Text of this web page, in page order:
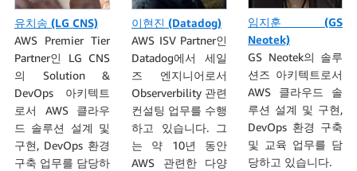
유치송 (LG CNS)
AWS Premier Tier
Partner인 LG CNS
의 Solution &
DevOps 아키텍트
로서 AWS 클라우
드 솔루션 설계 및
구현, DevOps 환경
구축 업무를 담당하
이현진 (Datadog)
AWS ISV Partner인
Datadog에서 세일
즈 엔지니어로서
Observerbility 관련
컨설팅 업무를 수행
하고 있습니다. 그
는 약 10년 동안
AWS 관련한 다양
임지훈 (GS
Neotek)
GS Neotek의 솔루
션즈 아키텍트로서
AWS 클라우드 솔
루션 설계 및 구현,
DevOps 환경 구축
및 교육 업무를 담
당하고 있습니다.